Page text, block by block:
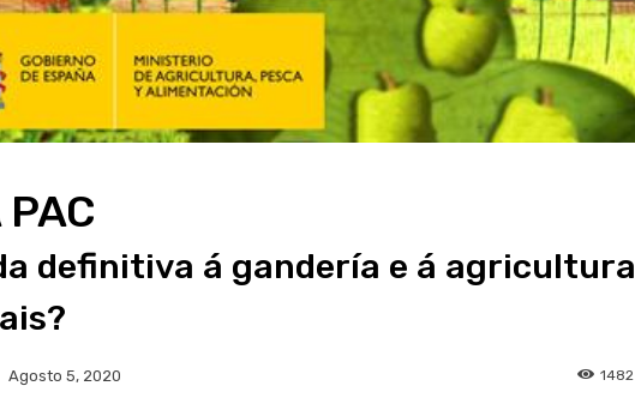
definitiva á gandería e á agricultura
Agosto 5, 2020 1482